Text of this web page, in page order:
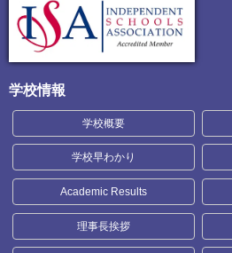
学校情報
学校概要
学校早わかり
Academic Results
理事長挨拶